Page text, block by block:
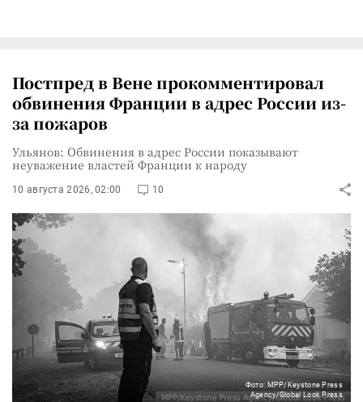
Постпред в Вене прокомментировал
обвинения Франции в адрес России из-
за пожаров
Ульянов: Обвинения в адрес России показывают
неуважение властей Франции к народу
10 августа 2026, 02:00 10
Фото: MPP/Keystone Press
Agency/Global Look Press